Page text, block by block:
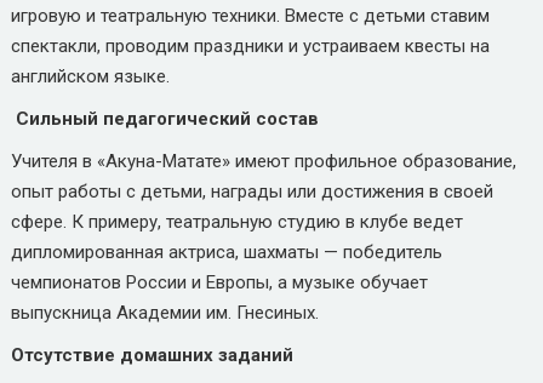
игровую и театральную техники. Вместе с детьми ставим
спектакли, проводим праздники и устраиваем квесты на
английском языке.
Сильный педагогический состав
Учителя в «Акуна-Матате» имеют профильное образование,
опыт работы с детьми, награды или достижения в своей
сфере. К примеру, театральную студию в клубе ведет
дипломированная актриса, шахматы — победитель
чемпионатов России и Европы, а музыке обучает
выпускница Академии им. Гнесиных.
Отсутствие домашних заданий